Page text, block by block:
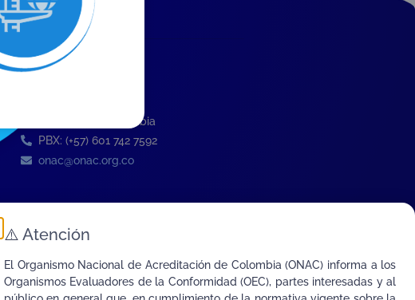
Dirección
Bogotá D.C., Colombia
PBX: (+57) 601 742 7592
onac@onac.org.co
⚠️ Atención
El Organismo Nacional de Acreditación de Colombia (ONAC) informa a los
Organismos Evaluadores de la Conformidad (OEC), partes interesadas y al